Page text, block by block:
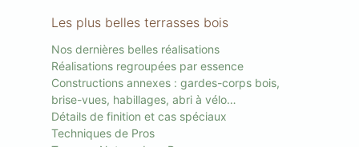
Les plus belles terrasses bois
Nos dernières belles réalisations
Réalisations regroupées par essence
Constructions annexes : gardes-corps bois,
brise-vues, habillages, abri à vélo…
Détails de finition et cas spéciaux
Techniques de Pros